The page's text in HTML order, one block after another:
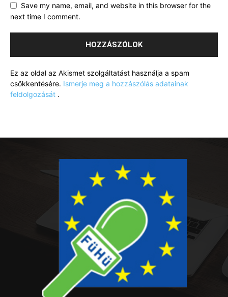
Save my name, email, and website in this browser for the
next time I comment.
Ez az oldal az Akismet szolgáltatást használja a spam
csökkentésére. Ismerje meg a hozzászólás adatainak
feldolgozását .